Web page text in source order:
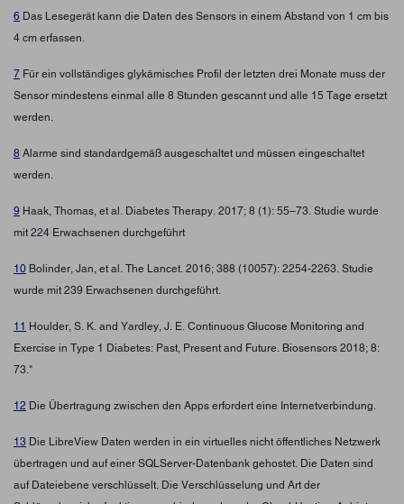
6 Das Lesegerät kann die Daten des Sensors in einem Abstand von 1 cm bis
4 cm erfassen.
7 Für ein vollständiges glykämisches Profil der letzten drei Monate muss der
Sensor mindestens einmal alle 8 Stunden gescannt und alle 15 Tage ersetzt
werden.
8 Alarme sind standardgemäß ausgeschaltet und müssen eingeschaltet
werden.
9 Haak, Thomas, et al. Diabetes Therapy. 2017; 8 (1): 55–73. Studie wurde
mit 224 Erwachsenen durchgeführt
10 Bolinder, Jan, et al. The Lancet. 2016; 388 (10057): 2254-2263. Studie
wurde mit 239 Erwachsenen durchgeführt.
11 Houlder, S. K. and Yardley, J. E. Continuous Glucose Monitoring and
Exercise in Type 1 Diabetes: Past, Present and Future. Biosensors 2018; 8:
73."
12 Die Übertragung zwischen den Apps erfordert eine Internetverbindung.
13 Die LibreView Daten werden in ein virtuelles nicht öffentliches Netzwerk
übertragen und auf einer SQLServer-Datenbank gehostet. Die Daten sind
auf Dateiebene verschlüsselt. Die Verschlüsselung und Art der